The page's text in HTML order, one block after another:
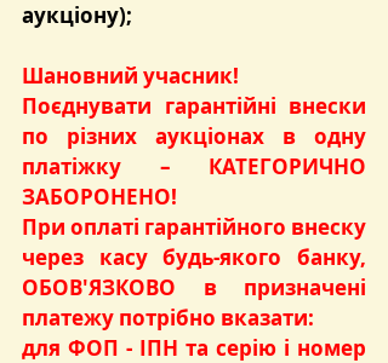
аукціону);
Шановний учасник!
Поєднувати гарантійні внески
по різних аукціонах в одну
платіжку – КАТЕГОРИЧНО
ЗАБОРОНЕНО!
При оплаті гарантійного внеску
через касу будь-якого банку,
ОБОВ'ЯЗКОВО в призначені
платежу потрібно вказати:
для ФОП - ІПН та серію і номер